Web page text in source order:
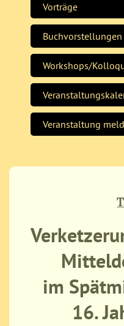
Vorträge
Buchvorstellungen
Workshops/
Veranstaltung
im
16.